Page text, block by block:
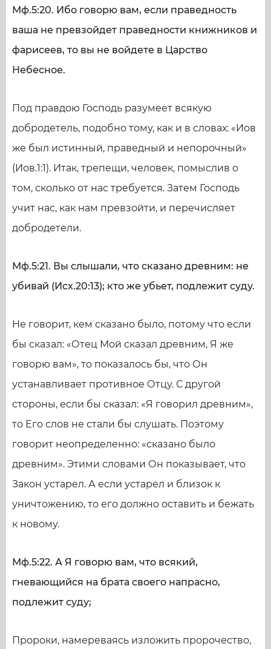
Мф.5:20. Ибо говорю вам, если праведность
ваша не превзойдет праведности книжников и
фарисеев, то вы не войдете в Царство
Небесное.
Под правдою Господь разумеет всякую
добродетель, подобно тому, как и в словах: «Иов
же был истинный, праведный и непорочный»
(Иов.1:1). Итак, трепещи, человек, помыслив о
том, сколько от нас требуется. Затем Господь
учит нас, как нам превзойти, и перечисляет
добродетели.
Мф.5:21. Вы слышали, что сказано древним: не
убивай (Исх.20:13); кто же убьет, подлежит суду.
Не говорит, кем сказано было, потому что если
бы сказал: «Отец Мой сказал древним, Я же
говорю вам», то показалось бы, что Он
устанавливает противное Отцу. С другой
стороны, если бы сказал: «Я говорил древним»,
то Его слов не стали бы слушать. Поэтому
говорит неопределенно: «сказано было
древним». Этими словами Он показывает, что
Закон устарел. А если устарел и близок к
уничтожению, то его должно оставить и бежать
к новому.
Мф.5:22. А Я говорю вам, что всякий,
гневающийся на брата своего напрасно,
подлежит суду;
Пророки, намереваясь изложить пророчество,